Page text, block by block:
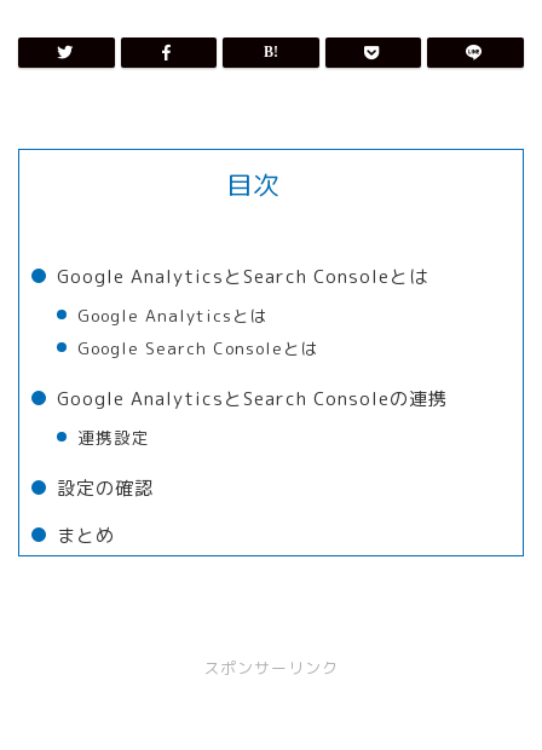
目次
Google AnalyticsとSearch Consoleとは
Google Analyticsとは
Google Search Consoleとは
Google AnalyticsとSearch Consoleの連携
連携設定
設定の確認
まとめ
スポンサーリンク